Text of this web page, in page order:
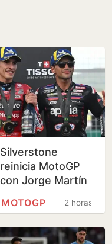
Silverstone
reinicia MotoGP
con Jorge Martín
Márquez al
2 horas
MOTOGP